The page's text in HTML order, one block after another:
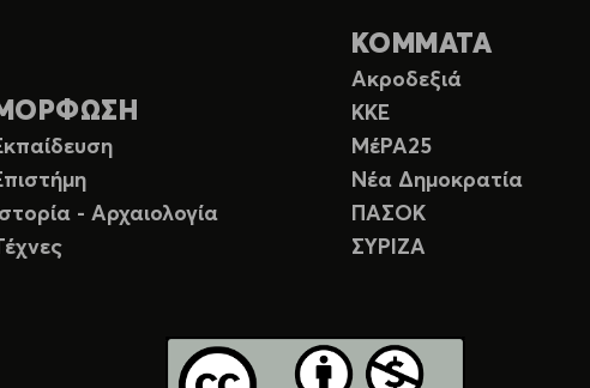
Ιστορία - Αρχαιολογία
ΚΟΜΜΑΤΑ
Ακροδεξιά
ΚΚΕ
ΜέΡΑ25
Νέα Δημοκρατία
ΠΑΣΟΚ
ΣΥΡΙΖΑ